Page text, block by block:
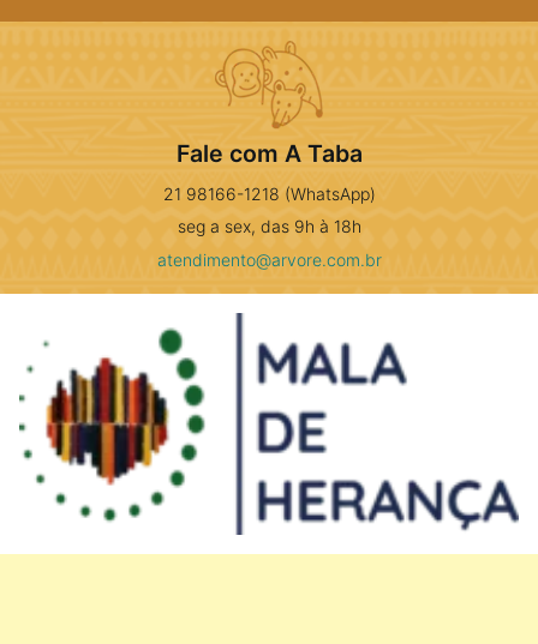
Fale com A Taba
21 98166-1218 (WhatsApp)
seg a sex, das 9h à 18h
atendimento@arvore.com.br